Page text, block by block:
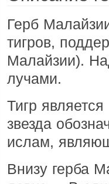
Герб
тигров,
Малайзии).
лучами.
Тигр
звезда
ислам,
Внизу герба